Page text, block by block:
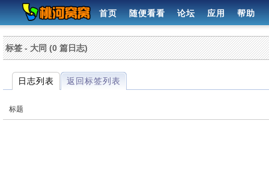
首页 随便看看 论坛 应用 帮助
标签 - 大同 (0 篇日志)
日志列表 返回标签列表
标题